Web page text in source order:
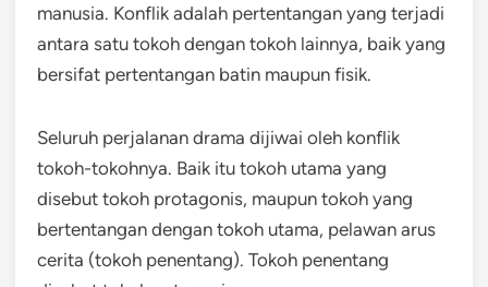
manusia. Konflik adalah pertentangan yang terjadi
antara satu tokoh dengan tokoh lainnya, baik yang
bersifat pertentangan batin maupun fisik.
Seluruh perjalanan drama dijiwai oleh konflik
tokoh-tokohnya. Baik itu tokoh utama yang
disebut tokoh protagonis, maupun tokoh yang
bertentangan dengan tokoh utama, pelawan arus
cerita (tokoh penentang). Tokoh penentang